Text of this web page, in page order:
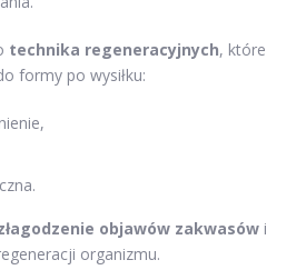
technika regeneracyjnych, które
formy po wysiłku:
objawów zakwasów i
organizmu.